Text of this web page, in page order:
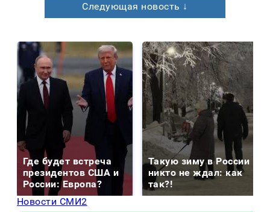
Следующая новость ↓
Где будет встреча
президентов США и
России: Европа?
Такую зиму в России
никто не ждал: как
так?!
Новости СМИ2